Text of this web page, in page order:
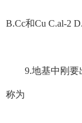
B.Cc和Cu C.al-2 D.
9.地基中刚要出
称为